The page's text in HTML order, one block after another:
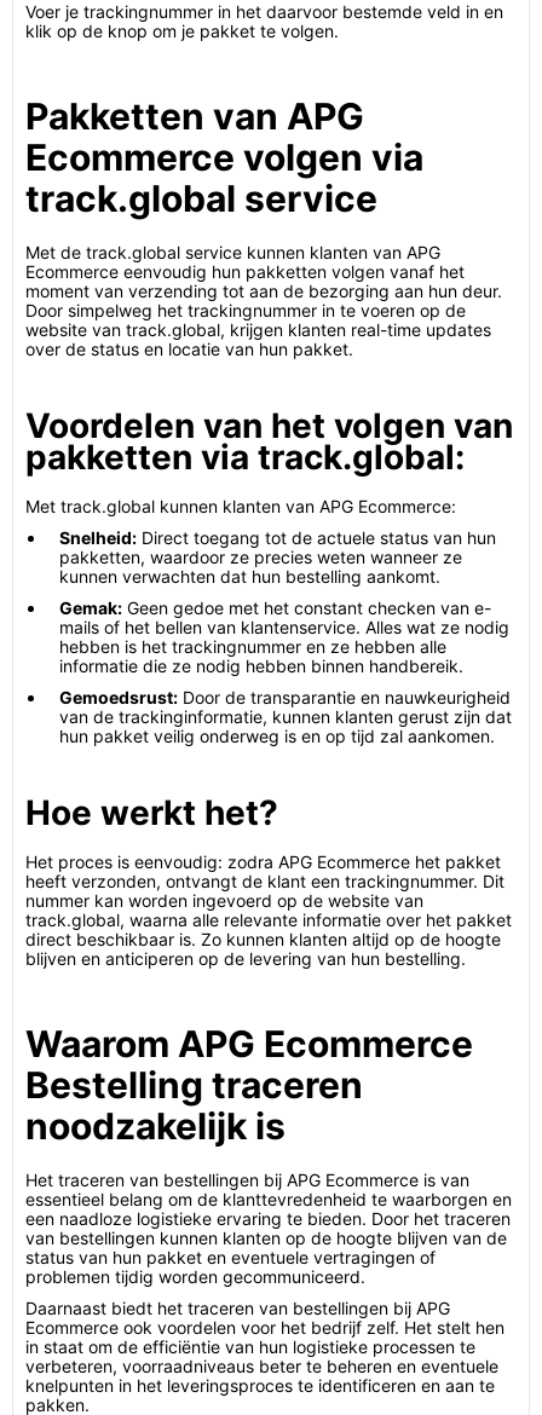
Voer je trackingnummer in het daarvoor bestemde veld in en
klik op de knop om je pakket te volgen.
Pakketten van APG
Ecommerce volgen via
track.global service
Met de track.global service kunnen klanten van APG
Ecommerce eenvoudig hun pakketten volgen vanaf het
moment van verzending tot aan de bezorging aan hun deur.
Door simpelweg het trackingnummer in te voeren op de
website van track.global, krijgen klanten real-time updates
over de status en locatie van hun pakket.
Voordelen van het volgen van
pakketten via track.global:
Met track.global kunnen klanten van APG Ecommerce:
Snelheid: Direct toegang tot de actuele status van hun
pakketten, waardoor ze precies weten wanneer ze
kunnen verwachten dat hun bestelling aankomt.
Gemak: Geen gedoe met het constant checken van e-
mails of het bellen van klantenservice. Alles wat ze nodig
hebben is het trackingnummer en ze hebben alle
informatie die ze nodig hebben binnen handbereik.
Gemoedsrust: Door de transparantie en nauwkeurigheid
van de trackinginformatie, kunnen klanten gerust zijn dat
hun pakket veilig onderweg is en op tijd zal aankomen.
Hoe werkt het?
Het proces is eenvoudig: zodra APG Ecommerce het pakket
heeft verzonden, ontvangt de klant een trackingnummer. Dit
nummer kan worden ingevoerd op de website van
track.global, waarna alle relevante informatie over het pakket
direct beschikbaar is. Zo kunnen klanten altijd op de hoogte
blijven en anticiperen op de levering van hun bestelling.
Waarom APG Ecommerce
Bestelling traceren
noodzakelijk is
Het traceren van bestellingen bij APG Ecommerce is van
essentieel belang om de klanttevredenheid te waarborgen en
een naadloze logistieke ervaring te bieden. Door het traceren
van bestellingen kunnen klanten op de hoogte blijven van de
status van hun pakket en eventuele vertragingen of
problemen tijdig worden gecommuniceerd.
Daarnaast biedt het traceren van bestellingen bij APG
Ecommerce ook voordelen voor het bedrijf zelf. Het stelt hen
in staat om de efficiëntie van hun logistieke processen te
verbeteren, voorraadniveaus beter te beheren en eventuele
knelpunten in het leveringsproces te identificeren en aan te
pakken.